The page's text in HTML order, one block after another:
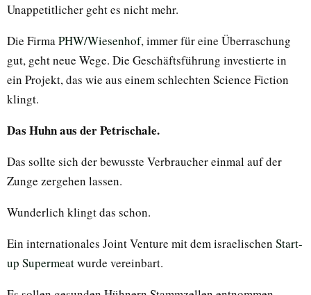
Unappetitlicher geht es nicht mehr.
Die FirmaPHW/Wiesenhof, immer für eine Überraschung
gut, geht neue Wege. Die Geschäftsführung investierte in
ein Projekt, das wie aus einem schlechten Science Fiction
klingt.
Das Huhn aus der Petrischale.
Das sollte sich der bewusste Verbraucher einmal auf der
Zunge zergehen lassen.
Wunderlich klingt das schon.
Ein internationales Joint Venture mit dem israelischen Start-
up Supermeatwurde vereinbart.